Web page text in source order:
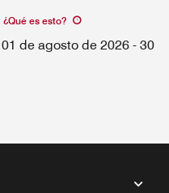
¿Qué es esto?
01 de agosto de 2026 - 30